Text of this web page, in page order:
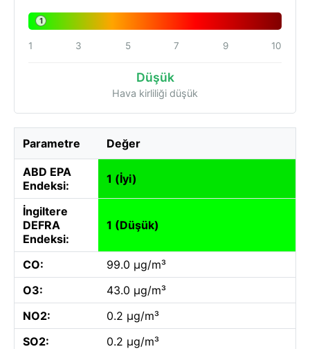
1
1 3 5 7 9 10
Düşük
Hava kirliliği düşük
Parametre Değer
ABD EPA
Endeksi:
1 (İyi)
İngiltere
DEFRA
Endeksi:
1 (Düşük)
CO:
99.0 µg/m³
O3:
43.0 µg/m³
NO2:
0.2 µg/m³
SO2:
0.2 µg/m³